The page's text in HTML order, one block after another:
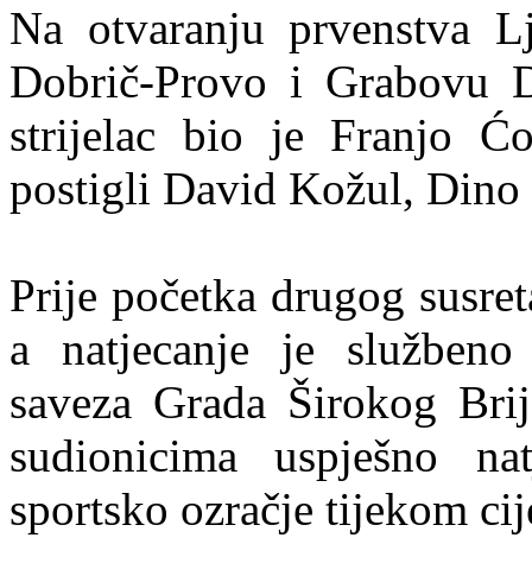
Na otvaranju prvenstva
Dobrič-Provo i Grabovu
strijelac bio je Franjo
postigli David Kožul,
Prije početka drugog
a natjecanje je
saveza Grada Širokog
sudionicima uspješno
sportsko ozračje tijekom